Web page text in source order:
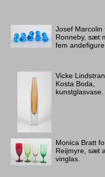
Josef Marcolin
Ronneby, sæt
fem
Vicke
Kosta Boda,
kunstglasvase.
Monica Bratt
Reijmyre, sæt
vinglas.